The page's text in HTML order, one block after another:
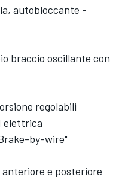
autobloccante -
braccio oscillante con
regolabili
elettrica
by-wire"
e posteriore